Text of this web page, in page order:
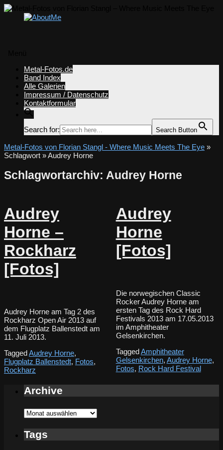
springen
Metal-Fotos.de
Band Index
Alle Galerien
Impressum / Datenschutz
Kontaktformular
Search for: Search Button
Metal-Fotos von Florian Stangl - Where Music Meets The Eye »
Schlagwort » Audrey Horne
Schlagwortarchiv: Audrey Horne
Audrey
Horne –
Rockharz
[Fotos]
Audrey Horne am Tag 2 des
Rockharz Open Air 2013 auf
dem Flugplatz Ballenstedt am
11. Juli 2013.
TaggedAudrey Horne,
Flugplatz Ballenstedt, Fotos,
Rockharz
Audrey
Horne
[Fotos]
Die norwegischen Classic
Rocker Audrey Horne am
ersten Tag des Rock Hard
Festivals 2013 am 17.05.2013
im Amphitheater
Gelsenkirchen.
TaggedAmphitheater
Gelsenkirchen, Audrey Horne,
Fotos, Rock Hard Festival
Archive
Archive
Tags